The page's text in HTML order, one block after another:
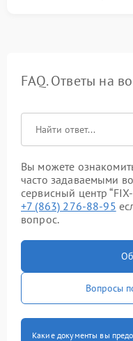
FAQ. Ответы на
Вы можете
часто задаваемыми
сервисный центр
+7 (863) 276-88-95
вопрос.
Вопросы
Какие документы вы